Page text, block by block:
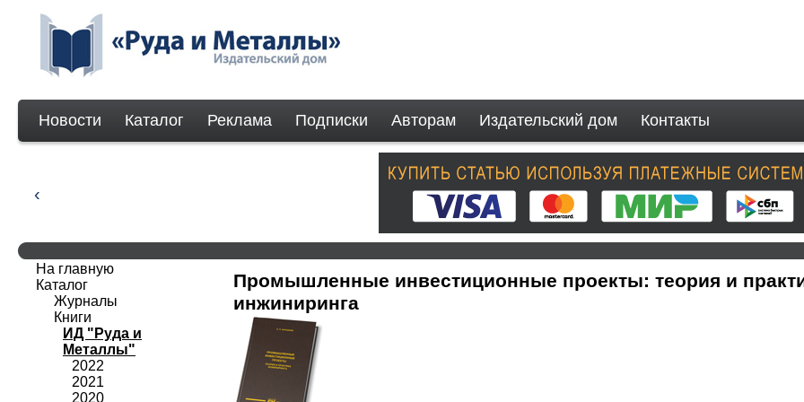
Новости Каталог Реклама Подписки Авторам Издательский дом Контакты
Промышленные инвестиционные проекты: теория и
инжиниринга
На главную
Каталог
Журналы
Книги
ИД "Руда и
Металлы"
2022
2021
2020